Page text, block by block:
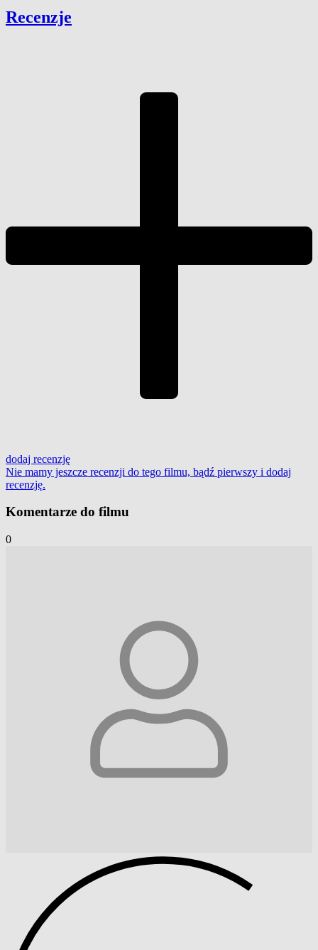
Recenzje
dodaj recenzję
Nie mamy jeszcze recenzji do tego filmu, bądź pierwszy i dodaj
recenzję.
Komentarze do filmu
0